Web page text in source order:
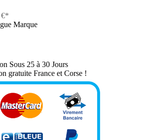
€*
Marque
Sous 25 à 30 Jours
gratuite France et Corse !